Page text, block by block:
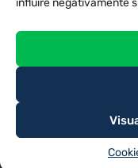
influire negativamente